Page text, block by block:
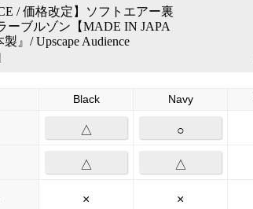
/ 価格改定】ソフトエアー裏
ーブルゾン【MADE IN JAPA
』/ Upscape Audience
Black Navy
△ ○
△ △
× ×